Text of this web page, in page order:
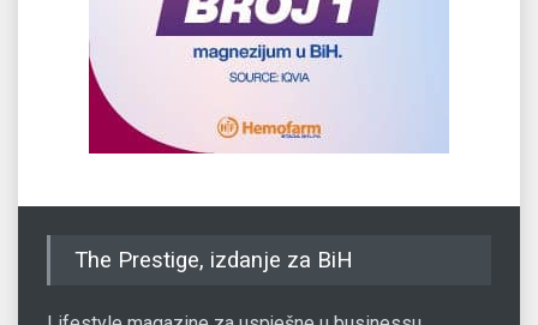
The Prestige, izdanje za BiH